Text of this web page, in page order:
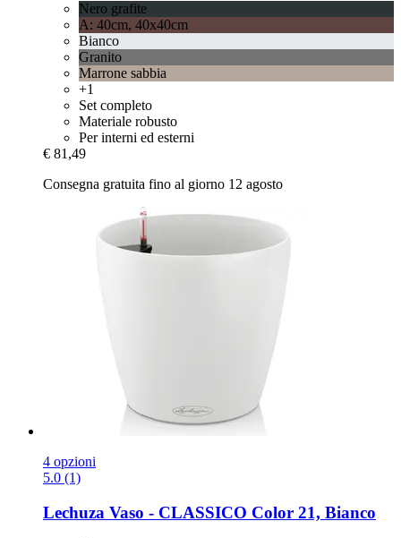
Nero grafite
A: 40cm, 40x40cm
Bianco
Granito
Marrone sabbia
+1
Set completo
Materiale robusto
Per interni ed esterni
€ 81,49
Consegna gratuita fino al giorno 12 agosto
4 opzioni
5.0 (1)
Lechuza Vaso -​ CLASSICO Color 21, Bianco